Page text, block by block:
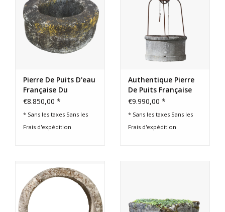
Pierre De Puits D'eau
Française Du
Pré-16Ème Siècle
€8.850,00 *
* Sans les taxes Sans les
Frais d'expédition
Authentique Pierre
De Puits Française
€9.990,00 *
* Sans les taxes Sans les
Frais d'expédition